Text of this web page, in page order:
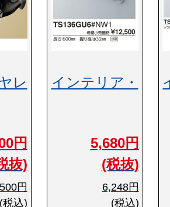
レ
円
抜)
円
(税込)
インテリア・
5,680円
(税抜)
6,248円
(税込)